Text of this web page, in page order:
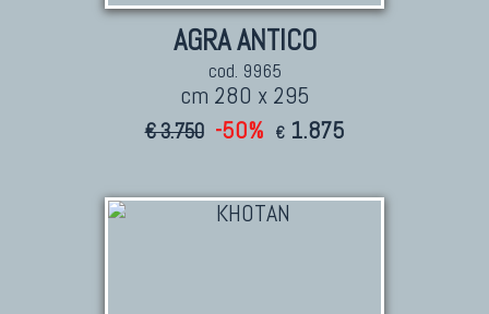
Collezione Hyderabad
Collezione Peshawar
Collezione Zigler
TAPPETI CAUCASICI
AGRA ANTICO
cod. 9965
cm 280 x 295
€ 3.750 -50% € 1.875